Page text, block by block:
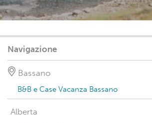
Navigazione
Bassano
B&B e Case Vacanza Bassano
Alberta